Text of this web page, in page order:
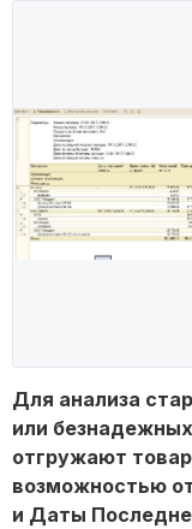
Для анализа
или
отгружают
возможностью
и Даты